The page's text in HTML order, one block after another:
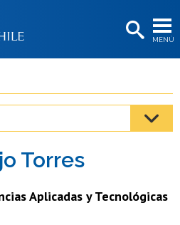
MENÚ
os
os
Torres
Aplicadas y Tecnológicas